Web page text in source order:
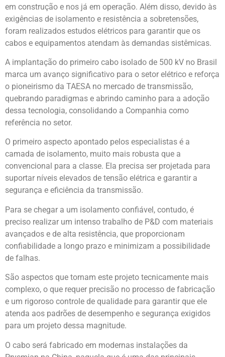
em construção e nos já em operação. Além disso, devido às
exigências de isolamento e resistência a sobretensões,
foram realizados estudos elétricos para garantir que os
cabos e equipamentos atendam às demandas sistêmicas.
A implantação do primeiro cabo isolado de 500 kV no Brasil
marca um avanço significativo para o setor elétrico e reforça
o pioneirismo da TAESA no mercado de transmissão,
quebrando paradigmas e abrindo caminho para a adoção
dessa tecnologia, consolidando a Companhia como
referência no setor.
O primeiro aspecto apontado pelos especialistas é a
camada de isolamento, muito mais robusta que a
convencional para a classe. Ela precisa ser projetada para
suportar níveis elevados de tensão elétrica e garantir a
segurança e eficiência da transmissão.
Para se chegar a um isolamento confiável, contudo, é
preciso realizar um intenso trabalho de P&D com materiais
avançados e de alta resistência, que proporcionam
confiabilidade a longo prazo e minimizam a possibilidade
de falhas.
São aspectos que tornam este projeto tecnicamente mais
complexo, o que requer precisão no processo de fabricação
e um rigoroso controle de qualidade para garantir que ele
atenda aos padrões de desempenho e segurança exigidos
para um projeto dessa magnitude.
O cabo será fabricado em modernas instalações da